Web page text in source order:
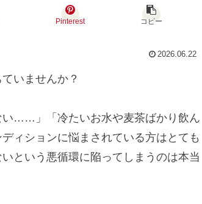
Pinterest コピー
2026.06.22
いませんか？
い……」「冷たいお水や麦茶ばかり飲ん
ィションに悩まされている方はとても
という悪循環に陥ってしまうのは本当